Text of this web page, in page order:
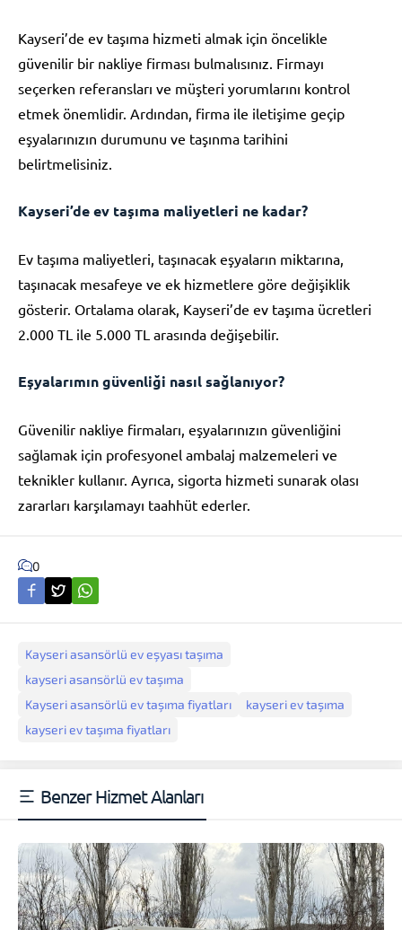
Kayseri’de ev taşıma hizmeti almak için öncelikle
güvenilir bir nakliye firması bulmalısınız. Firmayı
seçerken referansları ve müşteri yorumlarını kontrol
etmek önemlidir. Ardından, firma ile iletişime geçip
eşyalarınızın durumunu ve taşınma tarihini
belirtmelisiniz.
Kayseri’de ev taşıma maliyetleri ne kadar?
Ev taşıma maliyetleri, taşınacak eşyaların miktarına,
taşınacak mesafeye ve ek hizmetlere göre değişiklik
gösterir. Ortalama olarak, Kayseri’de ev taşıma ücretleri
2.000 TL ile 5.000 TL arasında değişebilir.
Eşyalarımın güvenliği nasıl sağlanıyor?
Güvenilir nakliye firmaları, eşyalarınızın güvenliğini
sağlamak için profesyonel ambalaj malzemeleri ve
teknikler kullanır. Ayrıca, sigorta hizmeti sunarak olası
zararları karşılamayı taahhüt ederler.
0
Kayseri asansörlü ev eşyası taşıma
kayseri asansörlü ev taşıma
Kayseri asansörlü ev taşıma fiyatları
kayseri ev taşıma
kayseri ev taşıma fiyatları
Benzer Hizmet Alanları